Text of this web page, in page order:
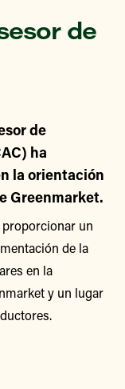
de
de
ha
la orientación
Greenmarket.
proporcionar un
de la
en la
y un lugar